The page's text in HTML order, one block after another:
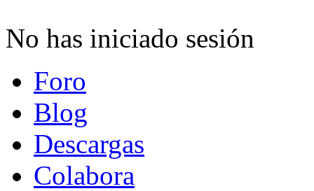
No has iniciado sesión
Foro
Blog
Descargas
Colabora